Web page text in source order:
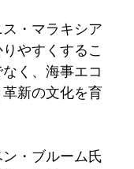
・マラキシア
やすくするこ
く、海事エコ
新の文化を育
・ブルーム氏